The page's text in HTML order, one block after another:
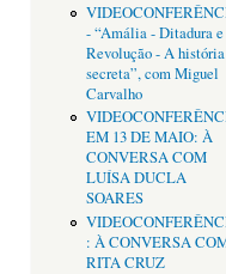
- “Amália - Ditadura e
Revolução - A história
secreta”, com Miguel
Carvalho
EM 13 DE MAIO: À
CONVERSA COM
LUÍSA DUCLA
SOARES
: À CONVERSA
RITA CRUZ